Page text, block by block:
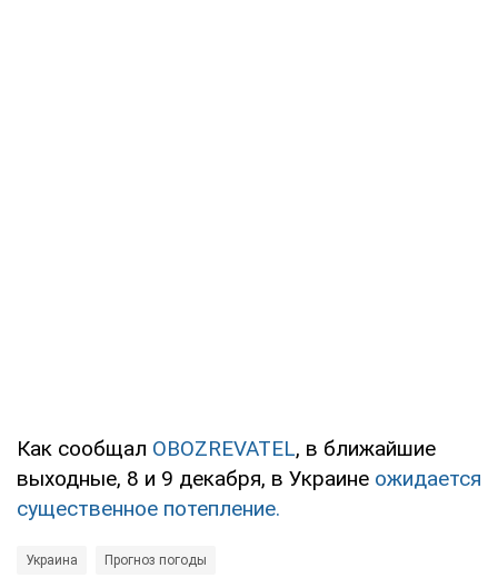
Как сообщал OBOZREVATEL, в ближайшие
выходные, 8 и 9 декабря, в Украине ожидается
существенное потепление.
Украина Прогноз погоды